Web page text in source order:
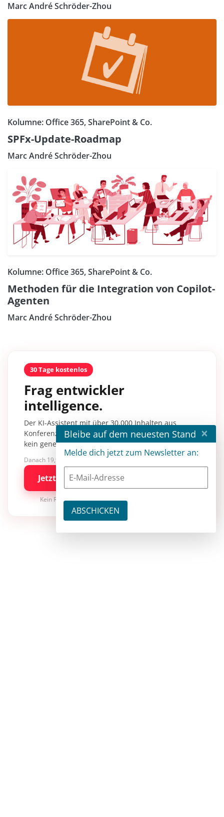
Marc André Schröder-Zhou
Kolumne: Office 365, SharePoint & Co.
SPFx-Update-Roadmap
Marc André Schröder-Zhou
Kolumne: Office 365, SharePoint & Co.
Methoden für die Integration von Copilot-
Agenten
Marc André Schröder-Zhou
30 Tage kostenlos
Frag entwickler
intelligence.
Der KI-Assistent mit über 30.000 Inhalten aus
Konferenzsessions, Fachartikeln und Tutorials –
kein generisches KI-Wissen.
Danach 19,90 €/Monat mit entwickler.de BASIC
Jetzt kostenlos testen
Kein Risiko · jederzeit kündbar
Bleibe auf dem neuesten Stand ×
Melde dich jetzt zum Newsletter an: